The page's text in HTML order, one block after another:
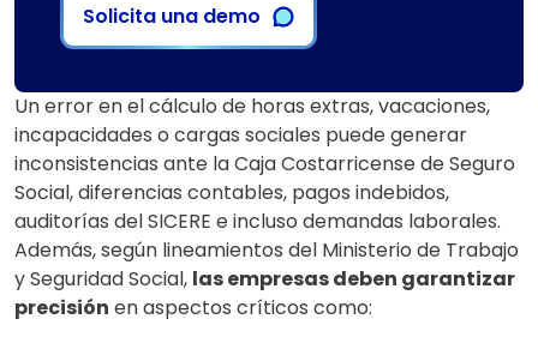
Solicita una demo
Un error en el cálculo de horas extras, vacaciones,
incapacidades o cargas sociales puede generar
inconsistencias ante la Caja Costarricense de Seguro
Social, diferencias contables, pagos indebidos,
auditorías del SICERE e incluso demandas laborales.
Además, según lineamientos del Ministerio de Trabajo
y Seguridad Social, las empresas deben garantizar
precisión en aspectos críticos como: